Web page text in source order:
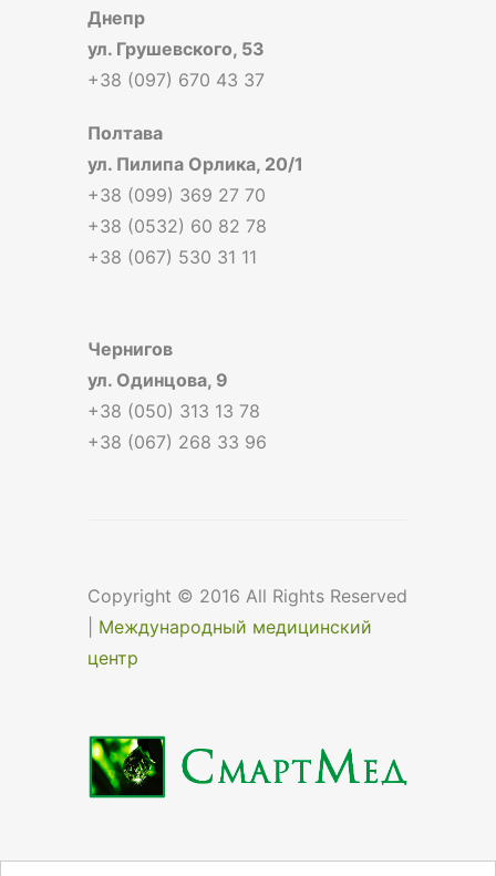
Днепр
ул. Грушевского, 53
+38 (097) 670 43 37
Полтава
ул. Пилипа Орлика, 20/1
+38 (099) 369 27 70
+38 (0532) 60 82 78
+38 (067) 530 31 11
Чернигов
ул. Одинцова, 9
+38 (050) 313 13 78
+38 (067) 268 33 96
Copyright © 2016 All Rights Reserved
Международный медицинский
центр